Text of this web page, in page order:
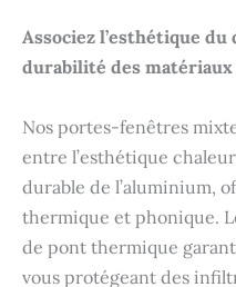
Associez l’esthétique
durabilité des
Nos portes-fenêtres
entre l’esthétique
durable de l’aluminium,
thermique et phonique.
de pont thermique
vous protégeant des